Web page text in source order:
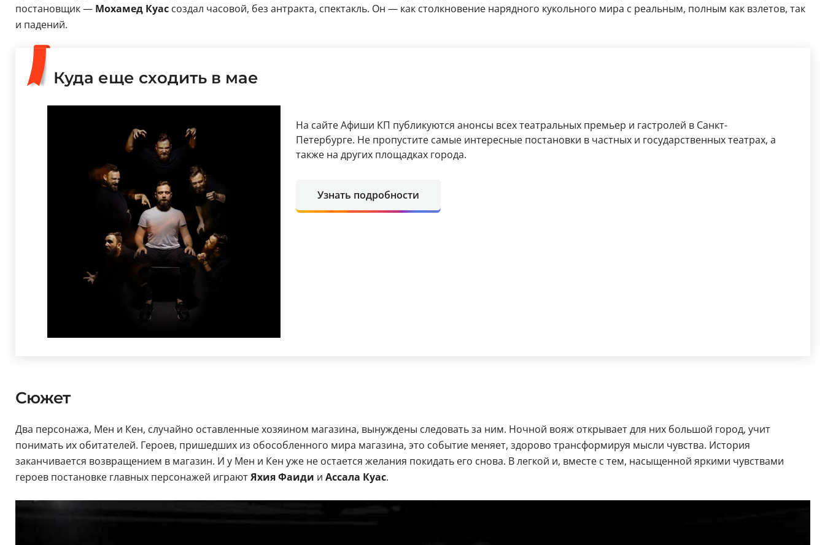
постановщик — Мохамед Куас создал часовой, без антракта, спектакль. Он — как столкновение нарядного кукольного мира с реальным, полным как взлетов, так
и падений.
Куда еще сходить в мае
На сайте Афиши КП публикуются анонсы всех театральных премьер и гастролей в Санкт-
Петербурге. Не пропустите самые интересные постановки в частных и государственных театрах, а
также на других площадках города.
Узнать подробности
Сюжет
Два персонажа, Мен и Кен, случайно оставленные хозяином магазина, вынуждены следовать за ним. Ночной вояж открывает для них большой город, учит
понимать их обитателей. Героев, пришедших из обособленного мира магазина, это событие меняет, здорово трансформируя мысли чувства. История
заканчивается возвращением в магазин. И у Мен и Кен уже не остается желания покидать его снова. В легкой и, вместе с тем, насыщенной яркими чувствами
героев постановке главных персонажей играютЯхия Фаиди и Ассала Куас.